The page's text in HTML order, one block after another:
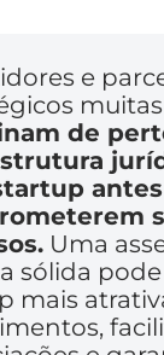
e
muitas
de
Uma
sólida
mais